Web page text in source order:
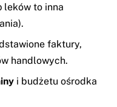
leków to inna
faktury,
handlowych.
i budżetu ośrodka